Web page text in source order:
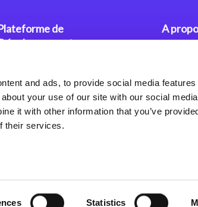
and ads, to provide social media
your use of our site with our social
it with other information that you’ve
their services.
Statistics
de
Web pour Magic
A